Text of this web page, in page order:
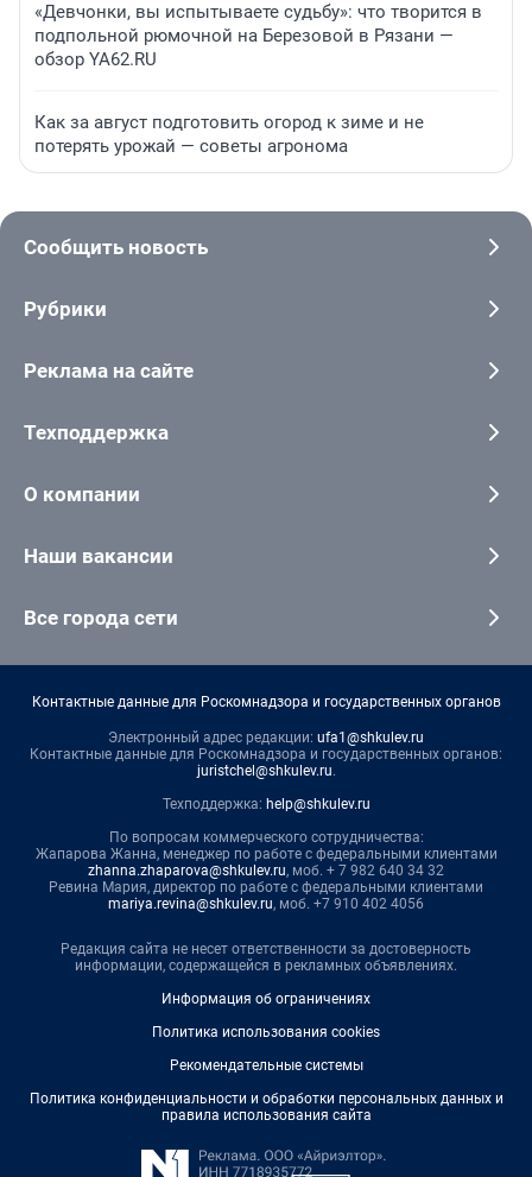
«Девчонки, вы испытываете судьбу»: что творится в
подпольной рюмочной на Березовой в Рязани —
обзор YA62.RU
Как за август подготовить огород к зиме и не
потерять урожай — советы агронома
Сообщить новость
Рубрики
Реклама на сайте
Техподдержка
О компании
Наши вакансии
Все города сети
Контактные данные для Роскомнадзора и государственных органов
Электронный адрес редакции: ufa1@shkulev.ru
Контактные данные для Роскомнадзора и государственных органов:
juristchel@shkulev.ru.
Техподдержка: help@shkulev.ru
По вопросам коммерческого сотрудничества:
Жапарова Жанна, менеджер по работе с федеральными клиентами
zhanna.zhaparova@shkulev.ru, моб. + 7 982 640 34 32
Ревина Мария, директор по работе с федеральными клиентами
mariya.revina@shkulev.ru, моб. +7 910 402 4056
Редакция сайта не несет ответственности за достоверность
информации, содержащейся в рекламных объявлениях.
Информация об ограничениях
Политика использования cookies
Рекомендательные системы
Политика конфиденциальности и обработки персональных данных и
правила использования сайта